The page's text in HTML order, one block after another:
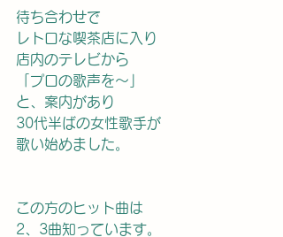
待ち合わせで
レトロな喫茶店に入り
店内のテレビから
「プロの歌声を〜」
と、案内があり
30代半ばの女性歌手が
歌い始めました。
この方のヒット曲は
2、3曲知っています。